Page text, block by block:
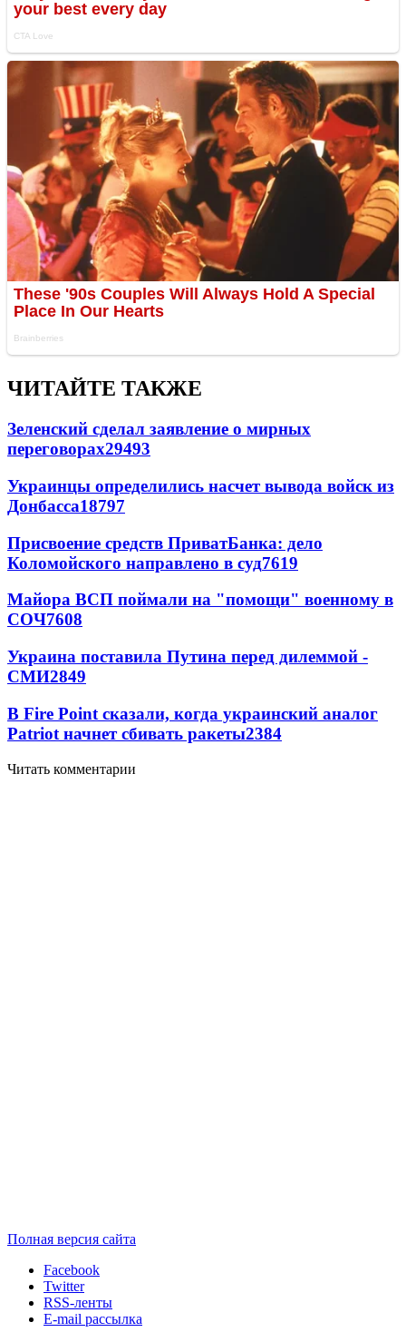
ЧИТАЙТЕ ТАКЖЕ
Зеленский сделал заявление о мирных
переговорах29493
Украинцы определились насчет вывода войск из
Донбасса18797
Присвоение средств ПриватБанка: дело
Коломойского направлено в суд7619
Майора ВСП поймали на "помощи" военному в
СОЧ7608
Украина поставила Путина перед дилеммой -
СМИ2849
В Fire Point сказали, когда украинский аналог
Patriot начнет сбивать ракеты2384
Читать комментарии
Полная версия сайта
Facebook
Twitter
RSS-ленты
E-mail рассылка